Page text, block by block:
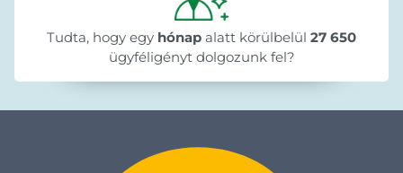
Tudta, hogy egy hónap alatt körülbelül 27 650
ügyféligényt dolgozunk fel?